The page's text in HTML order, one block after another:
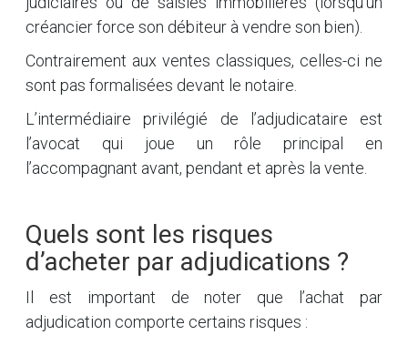
créancier force son débiteur à vendre son bien).
Contrairement aux ventes classiques, celles-ci ne
sont pas formalisées devant le notaire.
L’intermédiaire privilégié de l’adjudicataire est
l’avocat qui joue un rôle principal en
l’accompagnant avant, pendant et après la vente.
Quels sont les risques
d’acheter par adjudications ?
Il est important de noter que l’achat par
adjudication comporte certains risques :